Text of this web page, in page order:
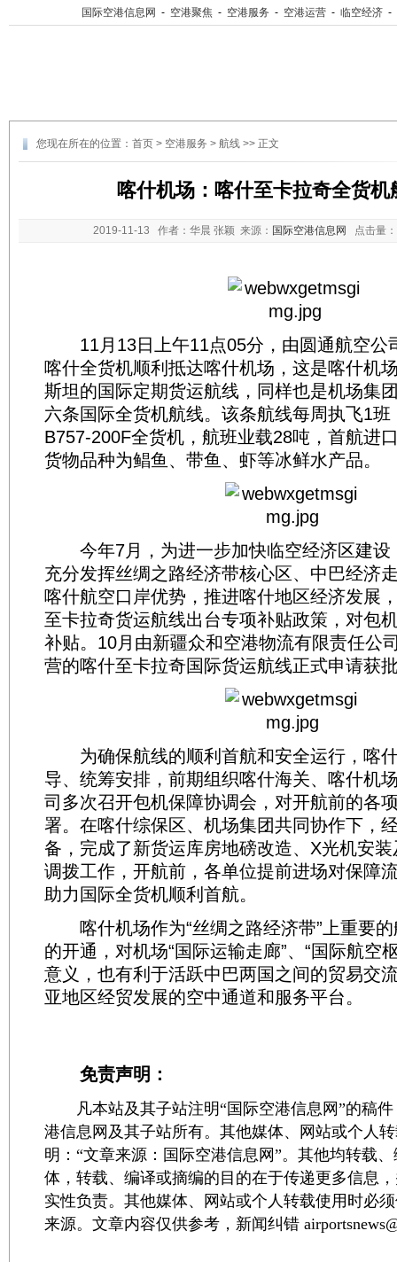
国际空港信息网 - 空港聚焦 - 空港服务 - 空港运营 - 临空经济 -
您现在所在的位置： 首页 > 空港服务 > 航线 >> 正文
喀什机场：喀什至卡拉奇全货机
2019-11-13 作者：华晨 张颖 来源： 国际空港信息网 点击量：
11月13日上午11点05分，由圆通航空公
喀什全货机顺利抵达喀什机场，这是喀什机
斯坦的国际定期货运航线，同样也是机场集
六条国际全货机航线。该条航线每周执飞1
B757-200F全货机，航班业载28吨，首航进
货物品种为鲳鱼、带鱼、虾等冰鲜水产品。
今年7月，为进一步加快临空经济区建设
充分发挥丝绸之路经济带核心区、中巴经济
喀什航空口岸优势，推进喀什地区经济发展
至卡拉奇货运航线出台专项补贴政策，对包
补贴。10月由新疆众和空港物流有限责任公
营的喀什至卡拉奇国际货运航线正式申请获
为确保航线的顺利首航和安全运行，喀
导、统筹安排，前期组织喀什海关、喀什机
司多次召开包机保障协调会，对开航前的各
署。在喀什综保区、机场集团共同协作下，
备，完成了新货运库房地磅改造、X光机安
调拨工作，开航前，各单位提前进场对保障
助力国际全货机顺利首航。
喀什机场作为“丝绸之路经济带”上重要的
的开通，对机场“国际运输走廊”、“国际航空
意义，也有利于活跃中巴两国之间的贸易交
亚地区经贸发展的空中通道和服务平台。
免责声明：
凡本站及其子站注明“国际空港信息网”的稿件
港信息网及其子站所有。其他媒体、网站或个人
明：“文章来源：国际空港信息网”。其他均转载
体，转载、编译或摘编的目的在于传递更多信息
实性负责。其他媒体、网站或个人转载使用时必
来源。文章内容仅供参考，新闻纠错